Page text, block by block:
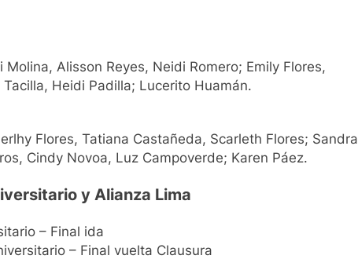
Alisson Reyes, Neidi Romero; Emily Flores,
Heidi Padilla; Lucerito Huamán.
Flores, Tatiana Castañeda, Scarleth Flores; Sandra
Cindy Novoa, Luz Campoverde; Karen Páez.
y Alianza Lima
– Final ida
– Final vuelta Clausura